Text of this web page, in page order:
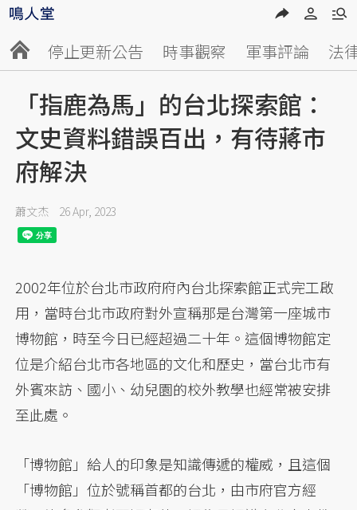
停止更新公告 時事觀察 軍事評論 法
「指鹿為馬」的台北探索館：
文史資料錯誤百出，有待蔣市
府解決
蕭文杰 26 Apr, 2023
2002年位於台北市政府府內台北探索館正式完工啟
用，當時台北市政府對外宣稱那是台灣第一座城市
博物館，時至今日已經超過二十年。這個博物館定
位是介紹台北市各地區的文化和歷史，當台北市有
外賓來訪、國小、幼兒園的校外教學也經常被安排
至此處。
「博物館」給人的印象是知識傳遞的權威，且這個
「博物館」位於號稱首都的台北，由市府官方經